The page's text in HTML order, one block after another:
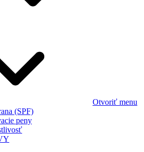
Otvoriť menu
(SPF)
peny